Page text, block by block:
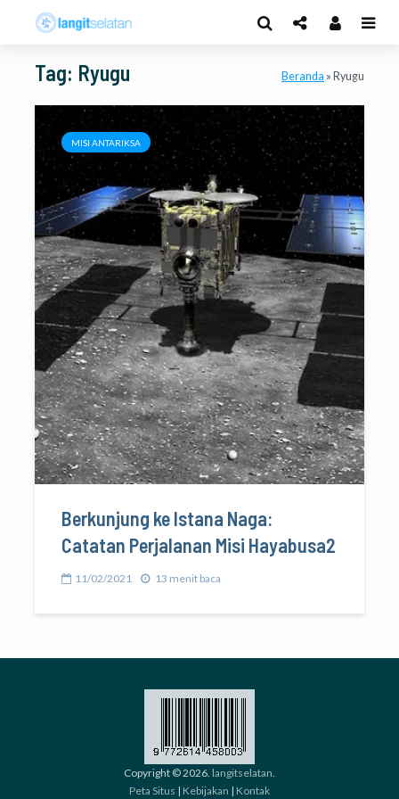
Tag: Ryugu Beranda » Ryugu
MISI ANTARIKSA
Berkunjung ke Istana Naga:
Catatan Perjalanan Misi Hayabusa2
11/02/2021 13 menit baca
Copyright © 2026. langitselatan
Peta Situs | Kebijakan | Kontak